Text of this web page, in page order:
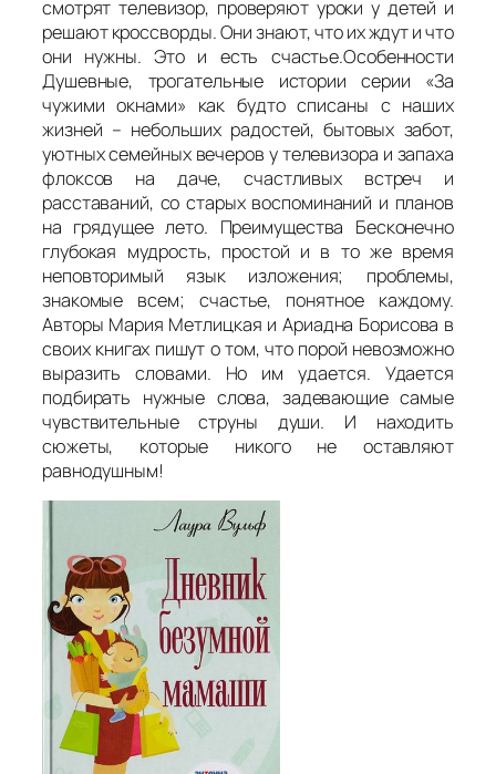
смотрят телевизор, проверяют уроки у детей и
решают кроссворды. Они знают, что их ждут и что
они нужны. Это и есть счастье.Особенности
Душевные, трогательные истории серии «За
чужими окнами» как будто списаны с наших
жизней – небольших радостей, бытовых забот,
уютных семейных вечеров у телевизора и запаха
флоксов на даче, счастливых встреч и
расставаний, со старых воспоминаний и планов
на грядущее лето. Преимущества Бесконечно
глубокая мудрость, простой и в то же время
неповторимый язык изложения; проблемы,
знакомые всем; счастье, понятное каждому.
Авторы Мария Метлицкая и Ариадна Борисова в
своих книгах пишут о том, что порой невозможно
выразить словами. Но им удается. Удается
подбирать нужные слова, задевающие самые
чувствительные струны души. И находить
сюжеты, которые никого не оставляют
равнодушным!